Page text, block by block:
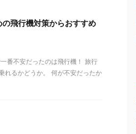
の飛行機対策からおすすめ
番不安だったのは飛行機！ 旅行
れるかどうか。 何が不安だったか